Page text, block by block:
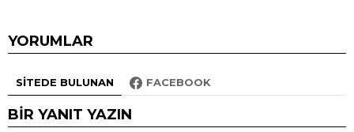
YORUMLAR
SITEDE BULUNAN FACEBOOK
BIR YANIT YAZIN